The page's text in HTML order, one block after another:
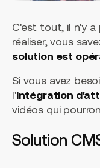
C'est tout, il n'y a
réaliser, vous
solution est
Si vous avez
l'intégration
vidéos qui
Solution